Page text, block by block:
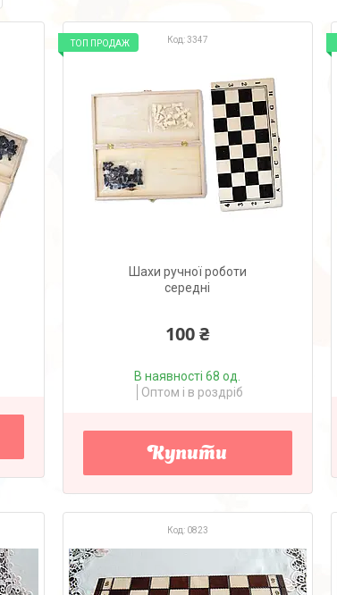
3347
ТОП ПРОДАЖ
Шахи ручної роботи
середні
100 ₴
В наявності 68 од.
Оптом і в роздріб
Купити
0823